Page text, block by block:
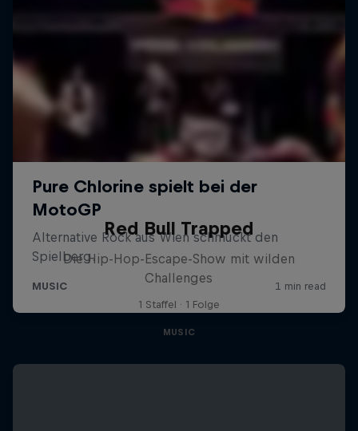
Red Bull Trapped
Die Hip-Hop-Escape-Show mit wilden
Challenges
1 Staffel · 1 Folge
MUSIC